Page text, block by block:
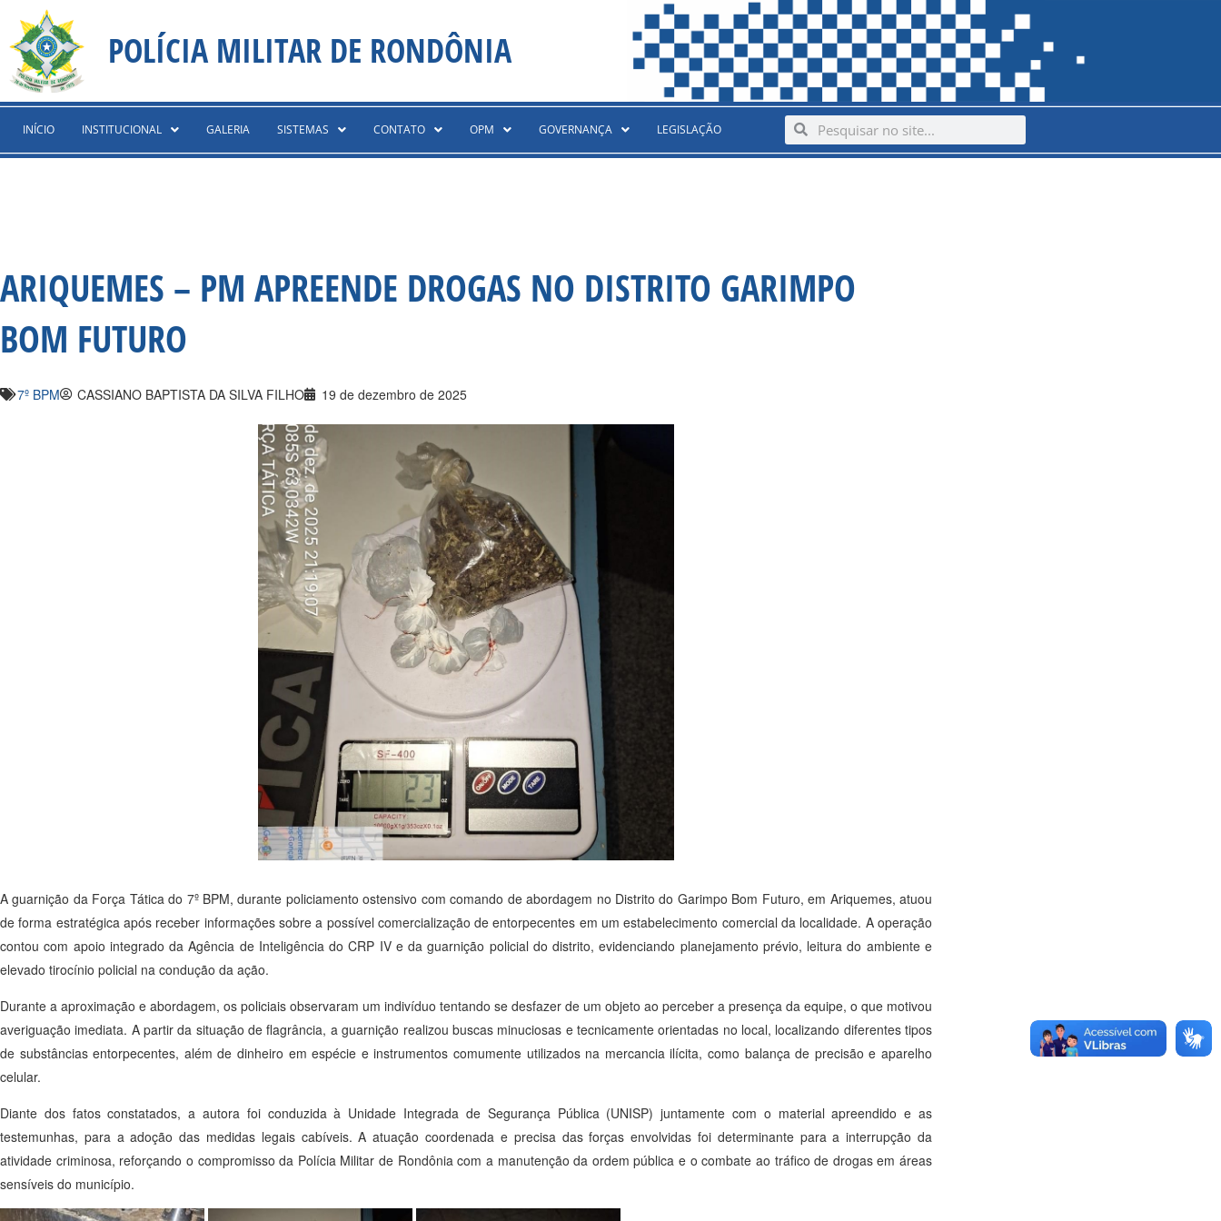
content
para
conteúdo
POLÍCIA MILITAR DE RONDÔNIA
INÍCIO INSTITUCIONAL GALERIA SISTEMAS CONTATO OPM GOVERNANÇA LEGISLAÇÃO SearchSearch
ARIQUEMES – PM APREENDE DROGAS NO DISTRITO GARIMPO
BOM FUTURO
7º BPM CASSIANO BAPTISTA DA SILVA FILHO 19 de dezembro de 2025
A guarnição da Força Tática do 7º BPM, durante policiamento ostensivo com comando de abordagem no Distrito do Garimpo Bom Futuro, em Ariquemes, atuou
de forma estratégica após receber informações sobre a possível comercialização de entorpecentes em um estabelecimento comercial da localidade. A operação
contou com apoio integrado da Agência de Inteligência do CRP IV e da guarnição policial do distrito, evidenciando planejamento prévio, leitura do ambiente e
elevado tirocínio policial na condução da ação.
Durante a aproximação e abordagem, os policiais observaram um indivíduo tentando se desfazer de um objeto ao perceber a presença da equipe, o que motivou
averiguação imediata. A partir da situação de flagrância, a guarnição realizou buscas minuciosas e tecnicamente orientadas no local, localizando diferentes tipos
de substâncias entorpecentes, além de dinheiro em espécie e instrumentos comumente utilizados na mercancia ilícita, como balança de precisão e aparelho
celular.
Diante dos fatos constatados, a autora foi conduzida à Unidade Integrada de Segurança Pública (UNISP) juntamente com o material apreendido e as
testemunhas, para a adoção das medidas legais cabíveis. A atuação coordenada e precisa das forças envolvidas foi determinante para a interrupção da
atividade criminosa, reforçando o compromisso da Polícia Militar de Rondônia com a manutenção da ordem pública e o combate ao tráfico de drogas em áreas
sensíveis do município.